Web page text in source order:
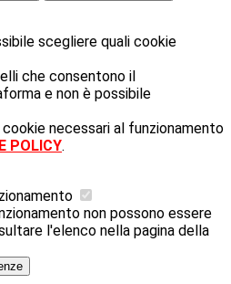
scegliere quali cookie
che consentono il
e non è possibile
necessari al funzionamento
POLICY.
non possono essere
l'elenco nella pagina della